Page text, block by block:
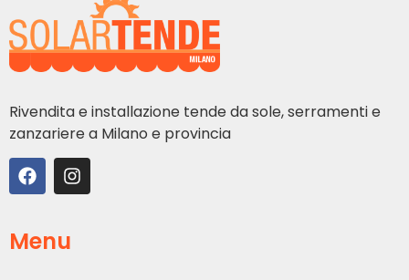
Rivendita e installazione tende da sole, serramenti e
zanzariere a Milano e provincia
Menu